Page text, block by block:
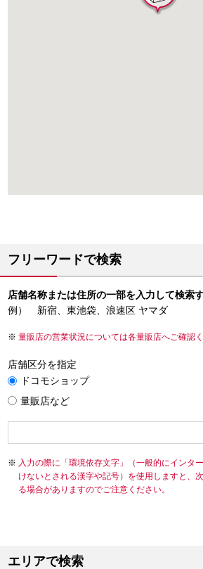
フリーワードで検索
店舗名称または住所の一部を入力して検索
例） 新宿、東池袋、浪速区 ヤマダ
量販店の営業状況については各量販店へご確認く
店舗区分を指定
ドコモショップ
量販店など
入力の際に「環境依存文字」（一般的にインタ
けないとされる漢字や記号）を使用しますと、
る場合がありますのでご注意ください。
エリアで検索